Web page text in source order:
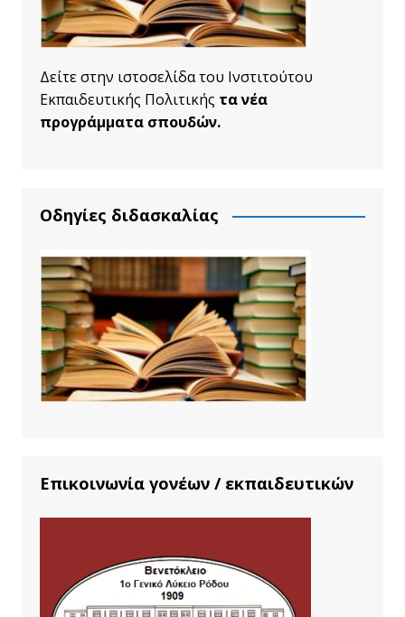
Δείτε στην ιστοσελίδα του Ινστιτούτου
Εκπαιδευτικής Πολιτικής τα νέα
προγράμματα σπουδών.
Οδηγίες διδασκαλίας
Επικοινωνία γονέων / εκπαιδευτικών